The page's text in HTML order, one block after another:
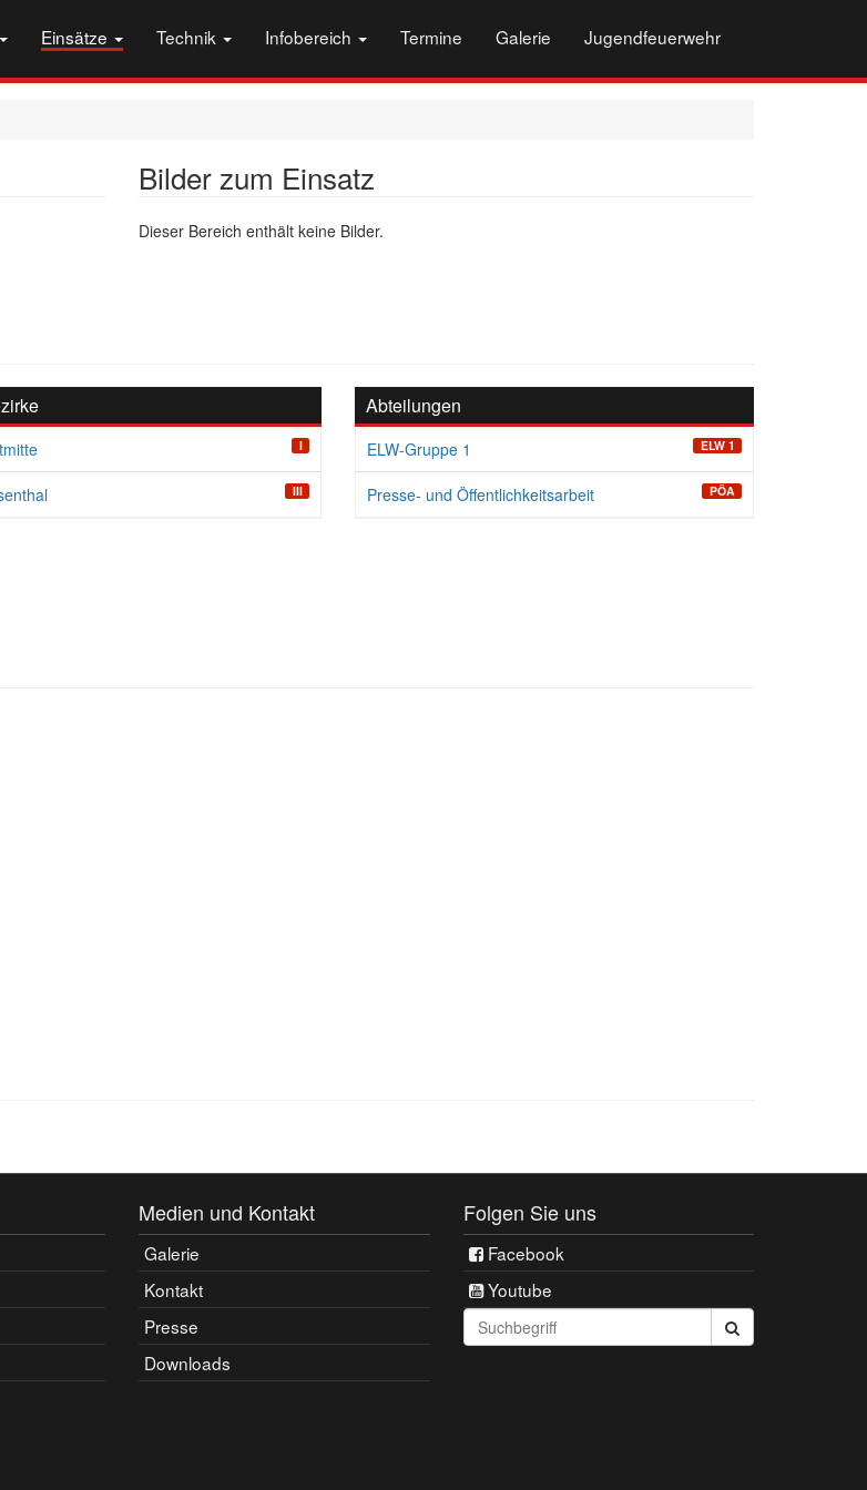
Einsätze Technik Infobereich Termine Galerie Jugendfeuerwehr
Bilder zum Einsatz
Dieser Bereich enthält keine Bilder.
I
III
Abteilungen
ELW-Gruppe 1 ELW 1
Presse- und Öffentlichkeitsarbeit PÖA
Medien und Kontakt
Galerie
Kontakt
Presse
Downloads
Folgen Sie uns
Facebook
Youtube
Seite
durchsuchen: